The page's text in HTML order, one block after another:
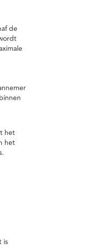
de
het
het
is